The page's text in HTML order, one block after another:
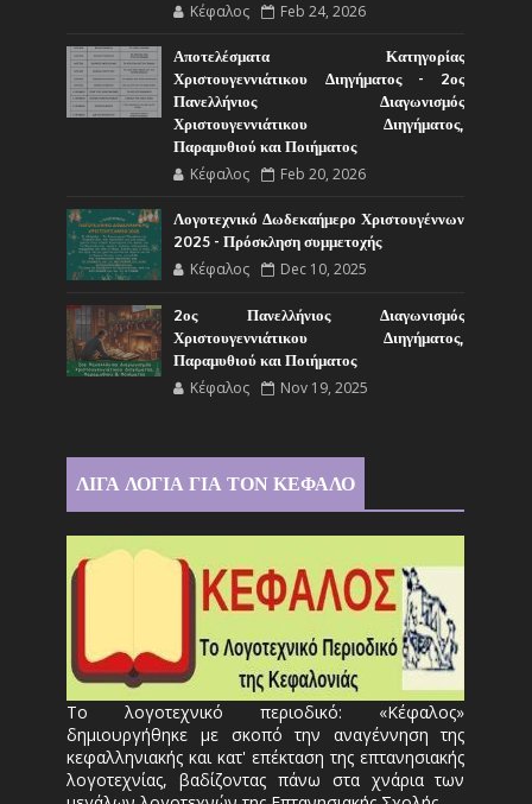
Κέφαλος Feb 24, 2026
Αποτελέσματα Κατηγορίας
Χριστουγεννιάτικου Διηγήματος - 2ος
Πανελλήνιος Διαγωνισμός
Χριστουγεννιάτικου Διηγήματος,
Παραμυθιού και Ποιήματος
Κέφαλος Feb 20, 2026
Λογοτεχνικό Δωδεκαήμερο Χριστουγέννων
2025 - Πρόσκληση συμμετοχής
Κέφαλος Dec 10, 2025
2ος Πανελλήνιος Διαγωνισμός
Χριστουγεννιάτικου Διηγήματος,
Παραμυθιού και Ποιήματος
Κέφαλος Nov 19, 2025
ΛΙΓΑ ΛΟΓΙΑ ΓΙΑ ΤΟΝ ΚΕΦΑΛΟ
Το λογοτεχνικό περιοδικό: «Κέφαλος»
δημιουργήθηκε με σκοπό την αναγέννηση της
κεφαλληνιακής και κατ' επέκταση της επτανησιακής
λογοτεχνίας, βαδίζοντας πάνω στα χνάρια των